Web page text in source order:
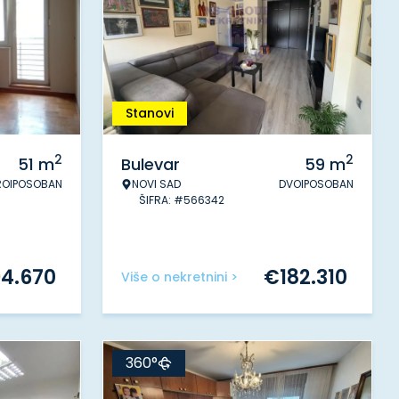
51 m2
Stanovi
Bulevar
NOVI SAD
ŠIFRA: #566342
59 m2
DVOIPOSOBAN
Više o nekretnini > €182.310
360°